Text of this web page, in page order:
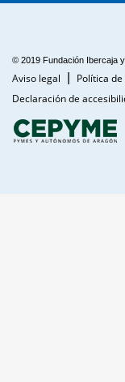
© 2019 Fundación Ibercaja
Aviso legal Política
Declaración de